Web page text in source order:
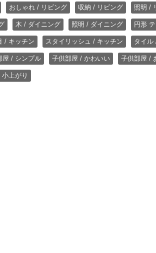
おしゃれ / リビング 収納 / リビング 照明 /
木 / ダイニング 照明 / ダイニング 円形
/ キッチン スタイリッシュ / キッチン タイル
屋 / シンプル 子供部屋 / かわいい 子供部屋 /
上がり